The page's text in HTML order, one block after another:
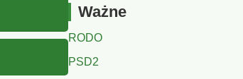
Ważne
RODO
PSD2